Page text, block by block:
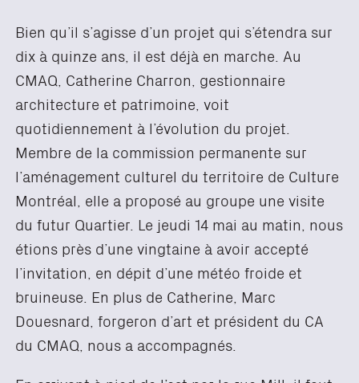
Bien qu’il s’agisse d’un projet qui s’étendra sur
dix à quinze ans, il est déjà en marche. Au
CMAQ, Catherine Charron, gestionnaire
architecture et patrimoine, voit
quotidiennement à l’évolution du projet.
Membre de la commission permanente sur
l’aménagement culturel du territoire de Culture
Montréal, elle a proposé au groupe une visite
du futur Quartier. Le jeudi 14 mai au matin, nous
étions près d’une vingtaine à avoir accepté
l’invitation, en dépit d’une météo froide et
bruineuse. En plus de Catherine, Marc
Douesnard, forgeron d’art et président du CA
du CMAQ, nous a accompagnés.